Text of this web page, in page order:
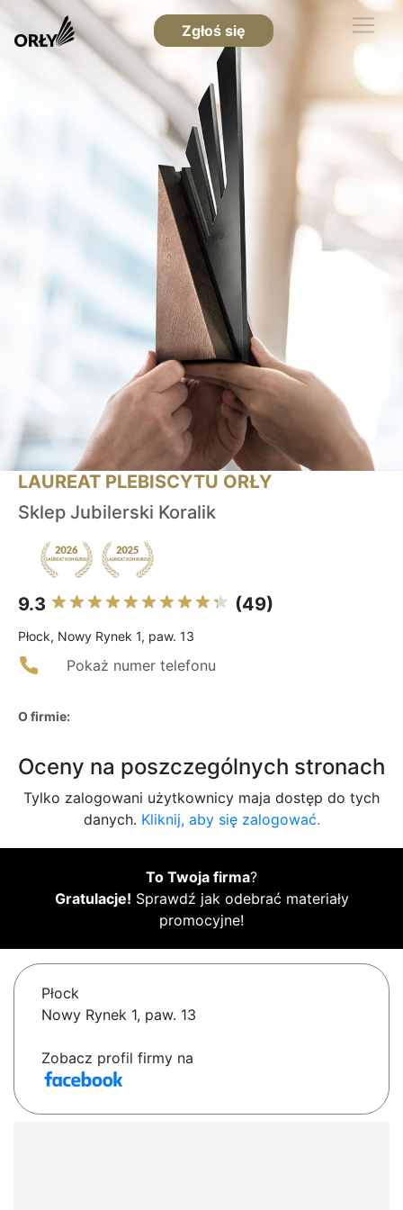
Zgłoś się
LAUREAT PLEBISCYTU ORŁY
Sklep Jubilerski Koralik
9.3 (49)
Płock, Nowy Rynek 1, paw. 13
Pokaż numer telefonu
O firmie:
Oceny na poszczególnych stronach
Tylko zalogowani użytkownicy maja dostęp do tych
danych. Kliknij, aby się zalogować.
To Twoja firma?
Gratulacje! Sprawdź jak odebrać materiały
promocyjne!
Płock
Nowy Rynek 1, paw. 13
Zobacz profil firmy na